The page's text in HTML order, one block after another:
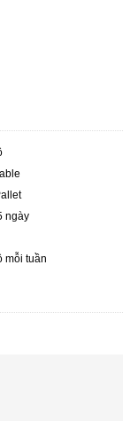
ngày
mỗi tuần